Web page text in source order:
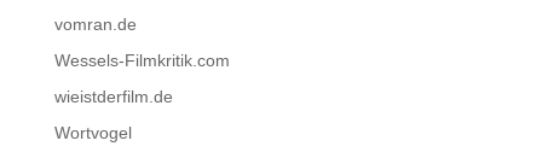
vomran.de
Wessels-Filmkritik.com
wieistderfilm.de
Wortvogel